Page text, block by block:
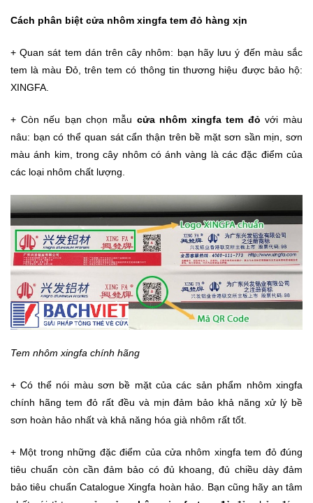
Cách phân biệt cửa nhôm xingfa tem đỏ hàng xịn
+ Quan sát tem dán trên cây nhôm: bạn hãy lưu ý đến màu sắc
tem là màu Đỏ, trên tem có thông tin thương hiệu được bảo hộ:
XINGFA.
+ Còn nếu bạn chọn mẫu cửa nhôm xingfa tem đỏ với màu
nâu: bạn có thể quan sát cẩn thận trên bề mặt sơn sần mịn, sơn
màu ánh kim, trong cây nhôm có ánh vàng là các đặc điểm của
các loại nhôm chất lượng.
Tem nhôm xingfa chính hãng
+ Có thể nói màu sơn bề mặt của các sản phẩm nhôm xingfa
chính hãng tem đỏ rất đều và mịn đảm bảo khả năng xử lý bề
sơn hoàn hảo nhất và khả năng hóa già nhôm rất tốt.
+ Một trong những đặc điểm của cửa nhôm xingfa tem đỏ đúng
tiêu chuẩn còn cần đảm bảo có đủ khoang, đủ chiều dày đảm
bảo tiêu chuẩn Catalogue Xingfa hoàn hảo. Bạn cũng hãy an tâm